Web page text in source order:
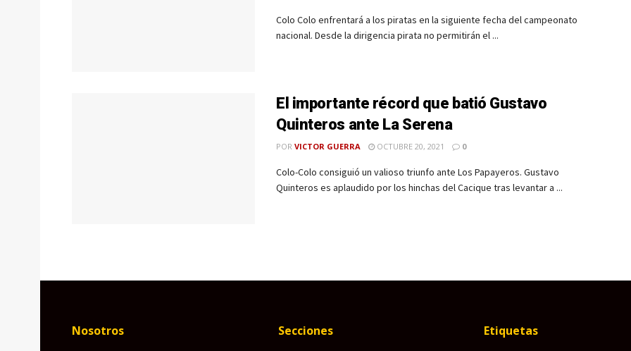
Colo Colo enfrentará a los piratas en la siguiente fecha del campeonato
nacional. Desde la dirigencia pirata no permitirán el ...
El importante récord que batió Gustavo
Quinteros ante La Serena
POR VICTOR GUERRA OCTUBRE 20, 2021 0
Colo-Colo consiguió un valioso triunfo ante Los Papayeros. Gustavo
Quinteros es aplaudido por los hinchas del Cacique tras levantar a ...
Nosotros Secciones Etiquetas